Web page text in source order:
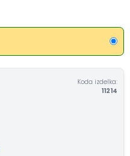
Koda izdelka:
11214